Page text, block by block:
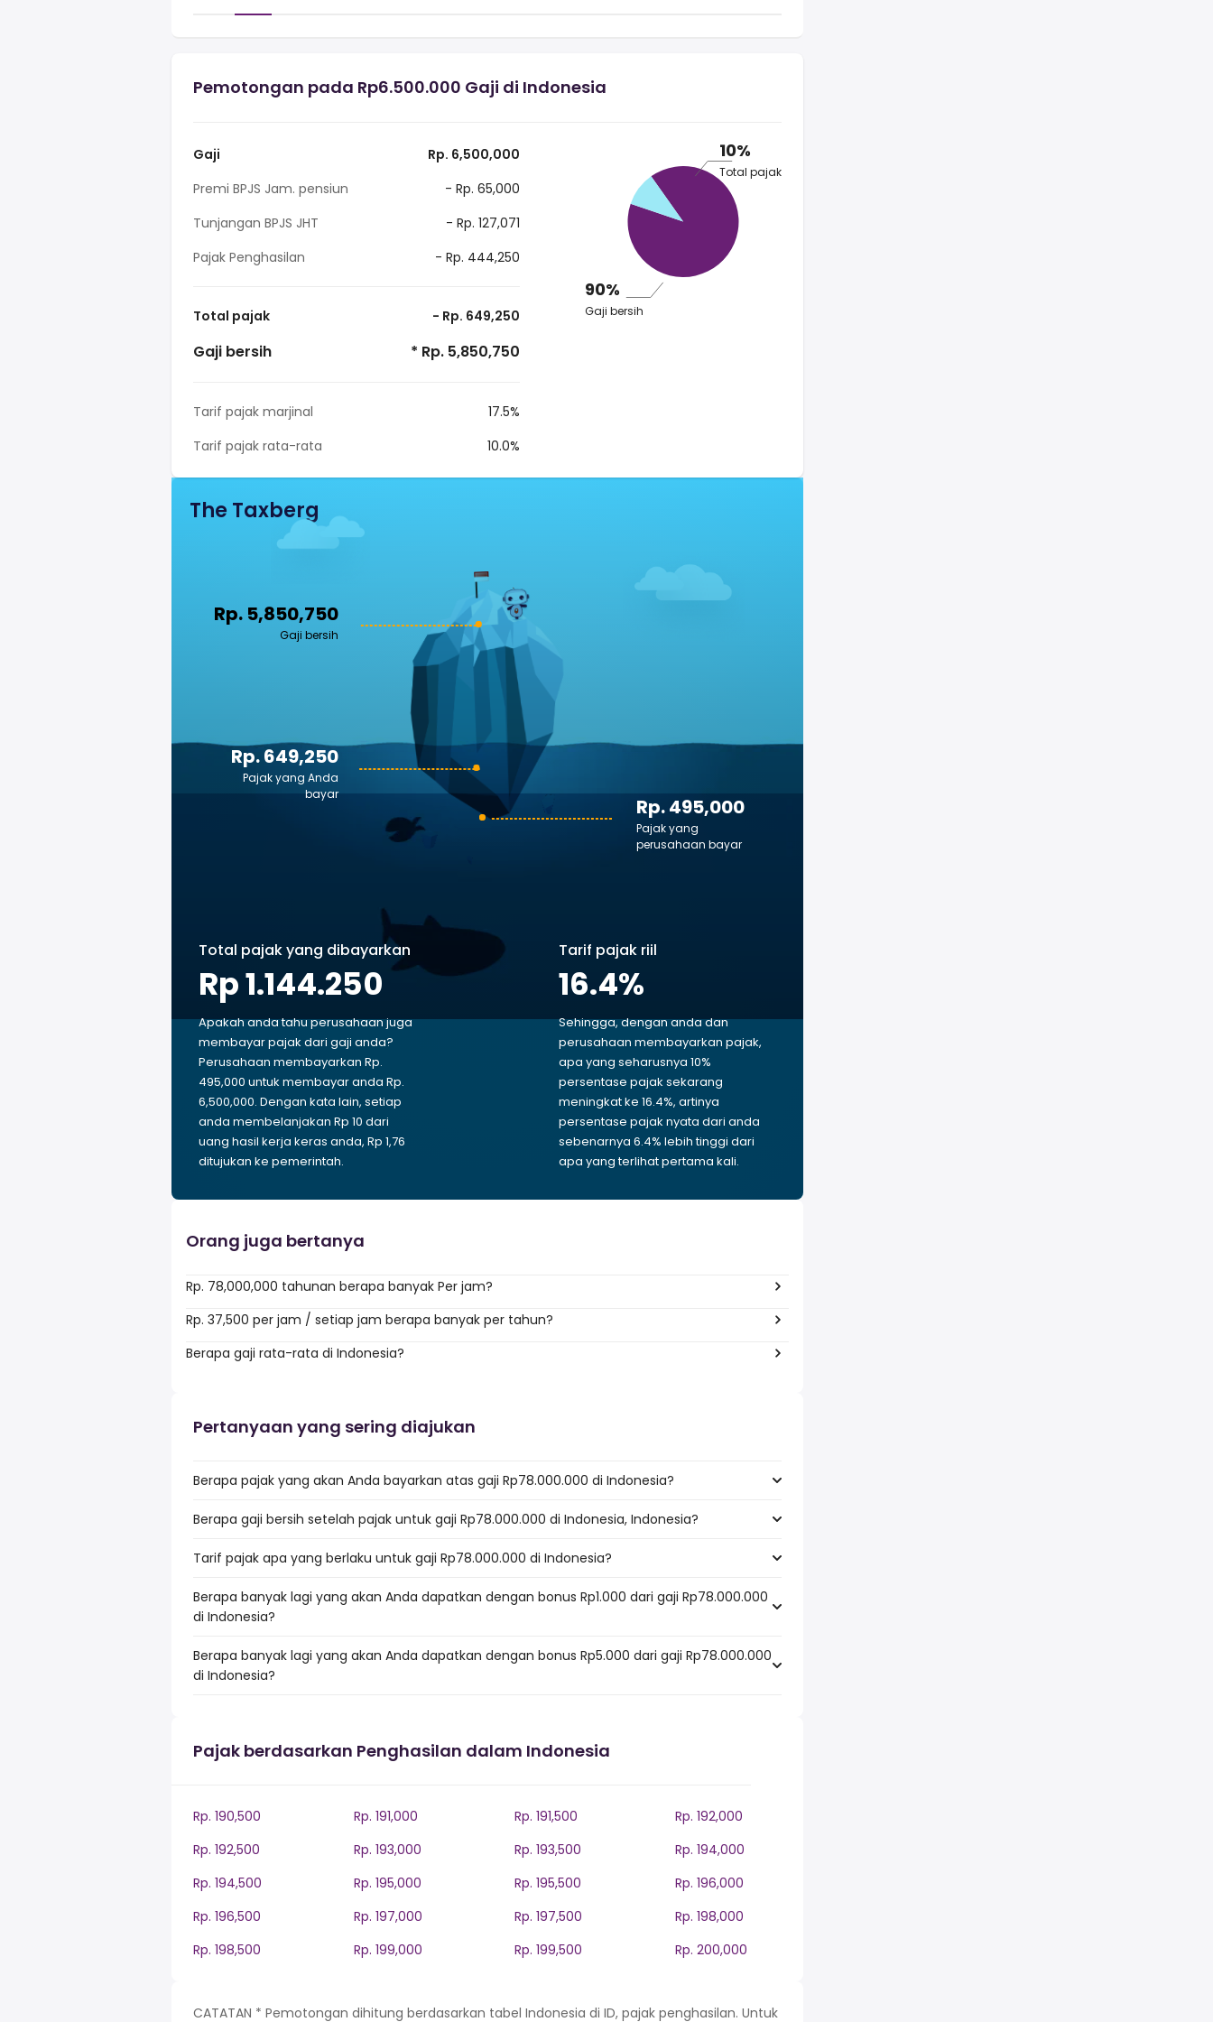
Pemotongan pada Rp6.500.000 Gaji di Indonesia
Gaji
Rp. 6,500,000
Premi BPJS Jam. pensiun
- Rp. 65,000
Tunjangan BPJS JHT
- Rp. 127,071
Pajak Penghasilan
- Rp. 444,250
Total pajak - Rp. 649,250
Gaji bersih * Rp. 5,850,750
Tarif pajak marjinal
17.5%
Tarif pajak rata-rata
10.0%
10%
Total pajak
90%
Gaji bersih
The Taxberg
Rp. 5,850,750
Gaji bersih
Rp. 495,000
Pajak yang
perusahaan bayar
Rp. 649,250
Pajak yang Anda
bayar
Total pajak yang dibayarkan
Rp 1.144.250
Apakah anda tahu perusahaan juga
membayar pajak dari gaji anda?
Perusahaan membayarkan Rp.
495,000 untuk membayar anda Rp.
6,500,000. Dengan kata lain, setiap
anda membelanjakan Rp 10 dari
uang hasil kerja keras anda, Rp 1,76
ditujukan ke pemerintah.
Tarif pajak riil
16.4%
Sehingga, dengan anda dan
perusahaan membayarkan pajak,
apa yang seharusnya 10%
persentase pajak sekarang
meningkat ke 16.4%, artinya
persentase pajak nyata dari anda
sebenarnya 6.4% lebih tinggi dari
apa yang terlihat pertama kali.
Orang juga bertanya
Rp. 78,000,000 tahunan berapa banyak Per jam?
Rp. 37,500 per jam / setiap jam berapa banyak per tahun?
Berapa gaji rata-rata di Indonesia?
Pertanyaan yang sering diajukan
Berapa pajak yang akan Anda bayarkan atas gaji Rp78.000.000 di Indonesia?
Berapa gaji bersih setelah pajak untuk gaji Rp78.000.000 di Indonesia, Indonesia?
Tarif pajak apa yang berlaku untuk gaji Rp78.000.000 di Indonesia?
Berapa banyak lagi yang akan Anda dapatkan dengan bonus Rp1.000 dari gaji Rp78.000.000
di Indonesia?
Berapa banyak lagi yang akan Anda dapatkan dengan bonus Rp5.000 dari gaji Rp78.000.000
di Indonesia?
Pajak berdasarkan Penghasilan dalam Indonesia
Rp. 190,500 Rp. 191,000 Rp. 191,500
Rp. 192,000
Rp. 192,500
Rp. 193,000 Rp. 193,500
Rp. 194,000
Rp. 194,500
Rp. 195,000 Rp. 195,500
Rp. 196,000
Rp. 196,500
Rp. 197,000 Rp. 197,500
Rp. 198,000
Rp. 198,500
Rp. 199,000 Rp. 199,500 Rp. 200,000
CATATAN * Pemotongan dihitung berdasarkan tabel Indonesia di ID, pajak penghasilan. Untuk